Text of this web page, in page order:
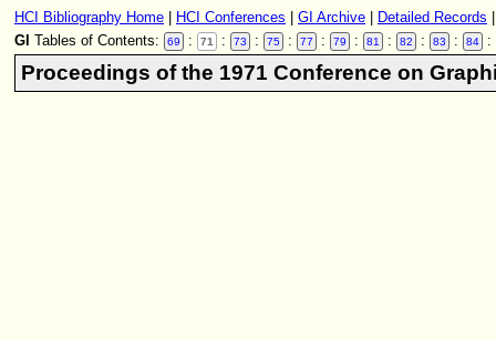
HCI Bibliography Home HCI Conferences GI Archive Detailed Records
GI Tables of Contents: 69 : 71 : 73 : 75 : 77 : 79 : 81 : 82 : 83 : 84 :
Proceedings of the 1971 Conference on